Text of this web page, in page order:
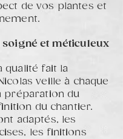
de vos plantes et
soigné et méticuleux
qualité fait la
veille à chaque
préparation du
du chantier.
adaptés, les
les finitions